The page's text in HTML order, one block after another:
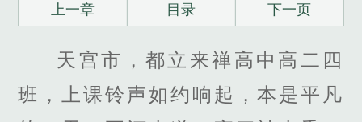
上一章 目录 下一页
天宫市，都立来禅高中高二四
班，上课铃声如约响起，本是平凡